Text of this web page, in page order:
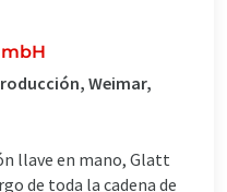
Weimar,
llave en mano, Glatt
de toda la cadena de